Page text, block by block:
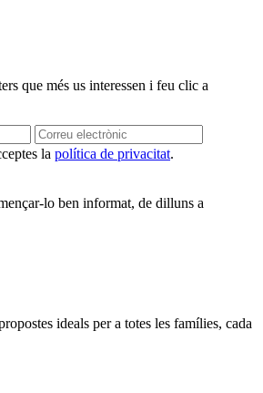
que més us interessen i feu clic a
la política de privacitat.
lo ben informat, de dilluns a
ideals per a totes les famílies, cada